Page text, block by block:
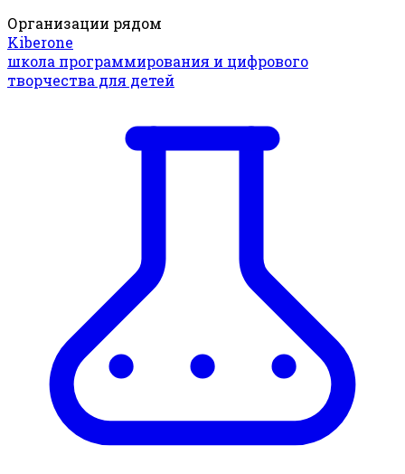
Организации рядом
Kiberone
школа программирования и цифрового
творчества для детей